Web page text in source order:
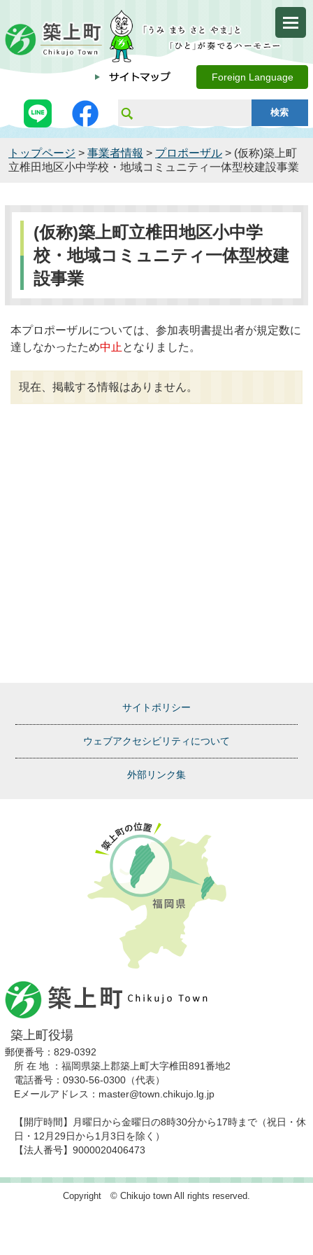
Foreign Language
トップページ > 事業者情報 > プロポーザル > (仮称)築上町
立椎田地区小中学校・地域コミュニティ一体型校建設事業
(仮称)築上町立椎田地区小中学
校・地域コミュニティ一体型校建
設事業
本プロポーザルについては、参加表明書提出者が規定数に
達しなかったため中止 となりました。
現在、掲載する情報はありません。
サイトポリシー
ウェブアクセシビリティについて
外部リンク集
築上町役場
郵便番号：829-0392
所 在 地 ：福岡県築上郡築上町大字椎田891番地2
電話番号：0930-56-0300（代表）
Eメールアドレス：master@town.chikujo.lg.jp
【開庁時間】月曜日から金曜日の8時30分から17時まで（祝日・休
日・12月29日から1月3日を除く）
【法人番号】9000020406473
Copyright © Chikujo town All rights reserved.